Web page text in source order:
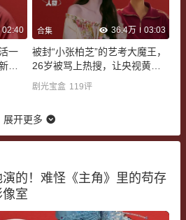
02:40
一
剧
合集 36.4万 03:03
被封“小张柏芝”的艺考大魔王，
26岁被骂上热搜，让央视黄金
档破防
剧光宝盒 119评
展开更多
的！难怪《主角》里的苟存
室